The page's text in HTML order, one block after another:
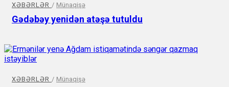
XƏBƏRLƏR / Münaqişə
Gədəbəy yenidən atəşə tutuldu
XƏBƏRLƏR / Münaqişə